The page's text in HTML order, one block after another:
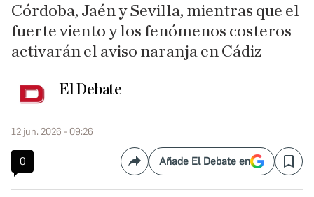
Córdoba, Jaén y Sevilla, mientras que el
fuerte viento y los fenómenos costeros
activarán el aviso naranja en Cádiz
El Debate
12 jun. 2026 - 09:26
0 CompartirAñade El Debate en Save